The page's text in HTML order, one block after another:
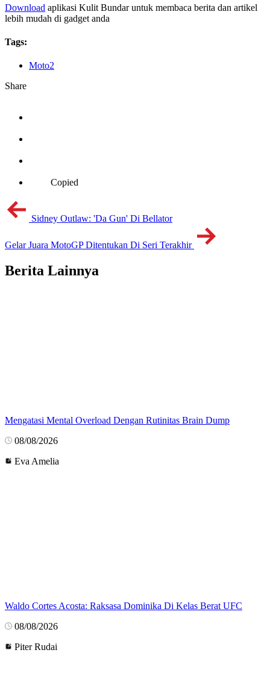
Download aplikasi Kulit Bundar untuk membaca berita dan artikel
lebih mudah di gadget anda
Tags:
Moto2
Share
Copied
Sidney Outlaw: 'Da Gun' Di Bellator
Gelar Juara MotoGP Ditentukan Di Seri Terakhir
Berita Lainnya
Mengatasi Mental Overload Dengan Rutinitas Brain Dump
08/08/2026
Eva Amelia
Waldo Cortes Acosta: Raksasa Dominika Di Kelas Berat UFC
08/08/2026
Piter Rudai